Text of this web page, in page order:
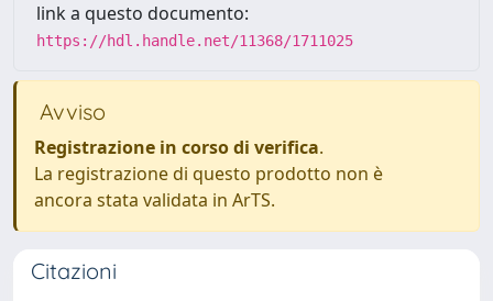
link a questo documento:
https://hdl.handle.net/11368/1711025
Avviso
Registrazione in corso di verifica.
La registrazione di questo prodotto non è
ancora stata validata in ArTS.
Citazioni